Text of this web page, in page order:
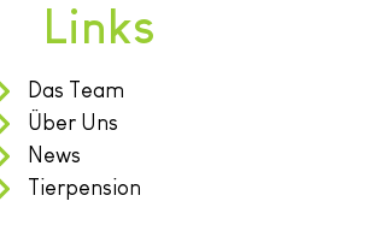
Links
Das Team
Über Uns
News
Tierpension